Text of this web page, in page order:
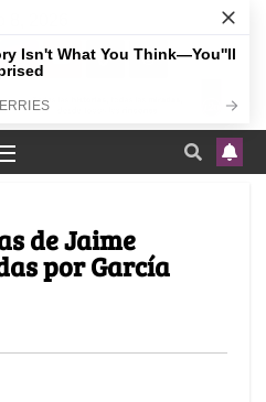
de Jaime
por García